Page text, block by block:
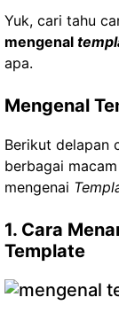
Yuk, cari tahu
mengenal
apa.
Mengenal
Berikut delapan
berbagai macam
mengenai
1. Cara
Template